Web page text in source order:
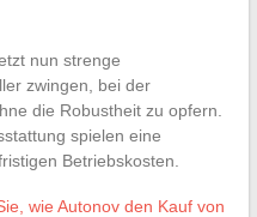
nun strenge
zwingen, bei der
die Robustheit zu opfern.
spielen eine
Betriebskosten.
wie Autonov den Kauf von